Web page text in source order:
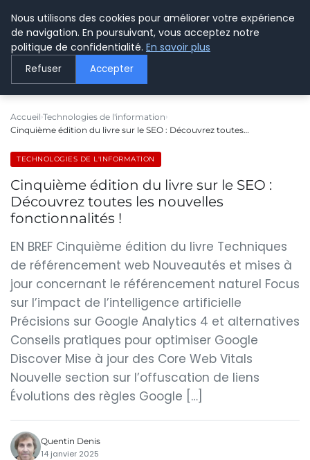
LE WEBMARKETING
Accueil Technologies de l'information
Cinquième édition du livre sur le SEO : Découvrez toutes…
TECHNOLOGIES DE L'INFORMATION
Cinquième édition du livre sur le SEO :
Découvrez toutes les nouvelles
fonctionnalités !
EN BREF Cinquième édition du livre Techniques
de référencement web Nouveautés et mises à
jour concernant le référencement naturel Focus
sur l’impact de l’intelligence artificielle
Précisions sur Google Analytics 4 et alternatives
Conseils pratiques pour optimiser Google
Discover Mise à jour des Core Web Vitals
Nouvelle section sur l’offuscation de liens
Évolutions des règles Google […]
Quentin Denis
14 janvier 2025
Nous utilisons des cookies pour améliorer votre expérience
de navigation. En poursuivant, vous acceptez notre
politique de confidentialité. En savoir plus
Refuser Accepter